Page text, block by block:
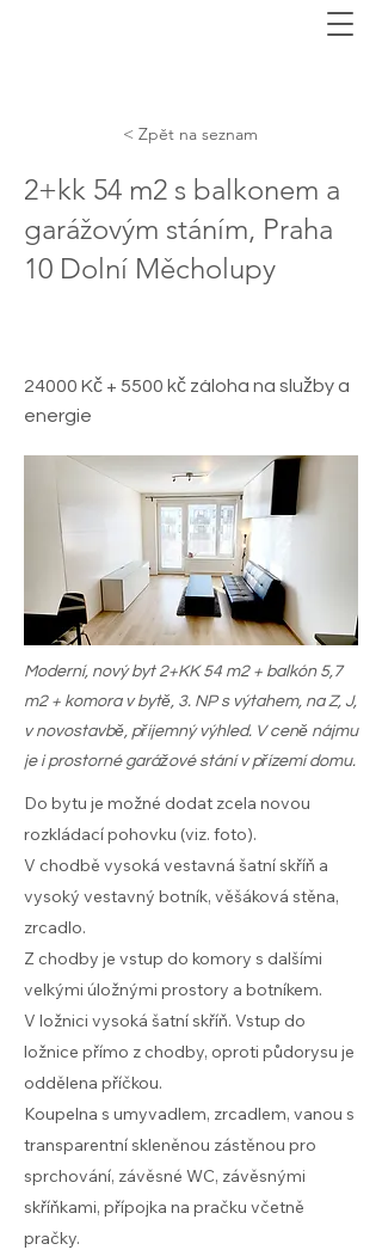
< Zpět na seznam
2+kk 54 m2 s balkonem a
garážovým stáním, Praha
10 Dolní Měcholupy
24000 Kč + 5500 kč záloha na služby a
energie
Moderní, nový byt 2+KK 54 m2 + balkón 5,7
m2 + komora v bytě, 3. NP s výtahem, na Z, J,
v novostavbě, příjemný výhled. V ceně nájmu
je i prostorné garážové stání v přízemí domu.
Do bytu je možné dodat zcela novou
rozkládací pohovku (viz. foto).
V chodbě vysoká vestavná šatní skříň a
vysoký vestavný botník, věšáková stěna,
zrcadlo.
Z chodby je vstup do komory s dalšími
velkými úložnými prostory a botníkem.
V ložnici vysoká šatní skříň. Vstup do
ložnice přímo z chodby, oproti půdorysu je
oddělena příčkou.
Koupelna s umyvadlem, zrcadlem, vanou s
transparentní skleněnou zástěnou pro
sprchování, závěsné WC, závěsnými
skříňkami, přípojka na pračku včetně
pračky.